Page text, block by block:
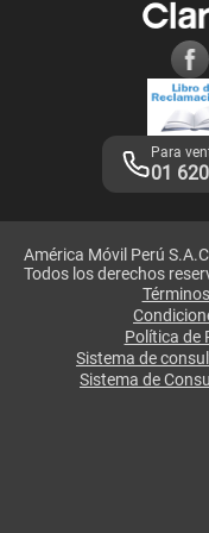
Adquirientes iPhone 6,
Mensaje de Seguridad
Términos y Condiciones
Libro de Reclamaciones
Legales de marketplace
Para
01
América Móvil Perú
Todos los derechos
Política de
Sistema de
Sistema de